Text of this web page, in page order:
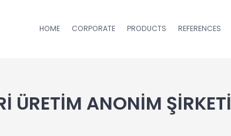
HOME CORPORATE PRODUCTS REFERENCES
ÜRETİM ANONİM ŞİRKETİ